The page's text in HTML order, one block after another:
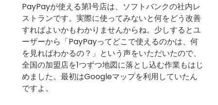
PayPayが使える第1号店は、ソフトバンクの社内レ
ストランです。実際に使ってみないと何をどう改善
すればよいかもわかりませんからね。少しするとユ
ーザーから「PayPayってどこで使えるのかは、何
を見ればわかるの？」という声をいただいたので、
全国の加盟店を1つずつ地図に落とし込む作業もはじ
めました。最初はGoogleマップを利用していたん
ですよ。